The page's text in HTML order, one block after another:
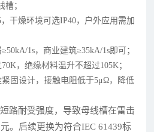
槽；
干燥环境可选IP40，户外应用需加
1s，商业建筑≥35kA/1s即可；
，绝缘材料温升不超过105K；
紧固设计，接触电阻低于5μΩ，降低
路耐受强度，导致母线槽在雷击
。后续更换为符合IEC 61439标